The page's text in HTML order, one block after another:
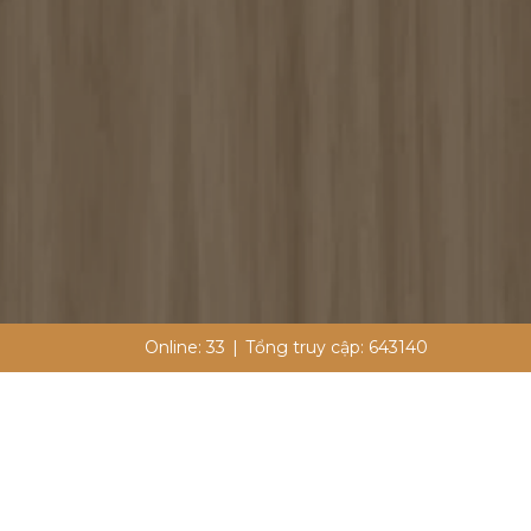
Online: 33 | Tổng truy cập: 643140